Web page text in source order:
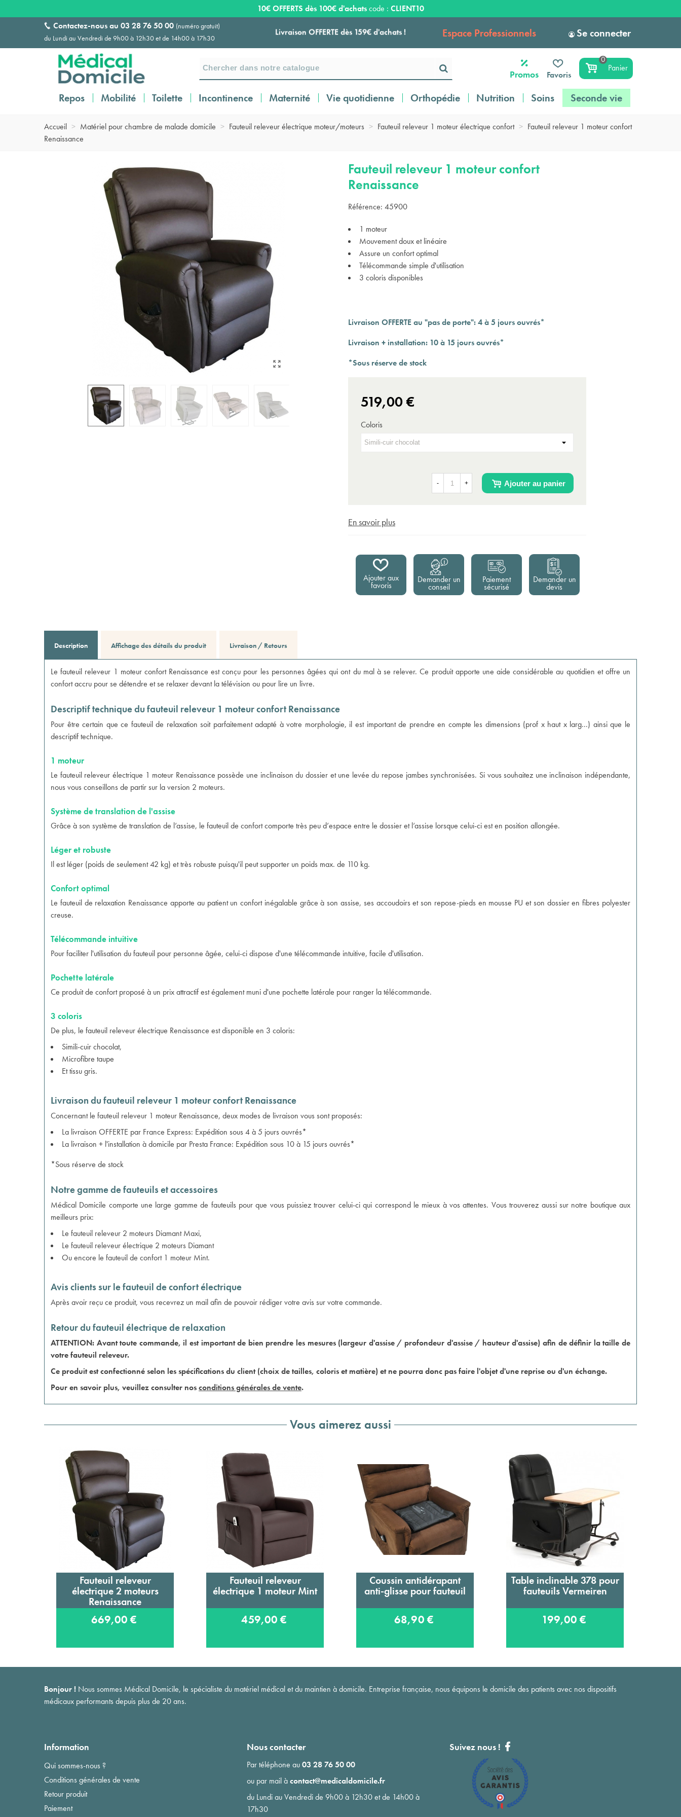
Livraison OFFERTE dès 159€ d'achats !
Payez en 3 ou 4 fois SANS FRAIS à partir de
100€
Payez en 3 ou 4 fois SANS FRAIS à partir de
Expédition sous 24 à 48 heures ouvrées*
10€ OFFERTS dès 100€ d'achatscode : CLIENT10
Contactez-nous au 03 28 76 50 00 (numéro gratuit)
du Lundi au Vendredi de 9h00 à 12h30 et de 14h00 à 17h30
Espace Professionnels Se connecter
Promos Favoris
0
Panier
Repos Mobilité Toilette Incontinence Maternité Vie quotidienne Orthopédie Nutrition Soins Seconde vie
Accueil > Matériel pour chambre de malade domicile > Fauteuil releveur électrique moteur/moteurs > Fauteuil releveur 1 moteur électrique confort > Fauteuil releveur 1 moteur confort
Renaissance
Fauteuil releveur 1 moteur confort
Renaissance
Référence: 45900
1 moteur
Mouvement doux et linéaire
Assure un confort optimal
Télécommande simple d'utilisation
3 coloris disponibles
Livraison OFFERTE au "pas de porte": 4 à 5 jours ouvrés*
Livraison + installation: 10 à 15 jours ouvrés*
*Sous réserve de stock
519,00 €
- + Ajouter au panier
Coloris
En savoir plus
Ajouter aux
favoris
Demander un
conseil
Paiement
sécurisé
Demander un
devis
Description Affichage des détails du produit Livraison / Retours
Le fauteuil releveur 1 moteur confort Renaissance est conçu pour les personnes âgées qui ont du mal à se relever. Ce produit apporte une aide considérable au quotidien et offre un
confort accru pour se détendre et se relaxer devant la télévision ou pour lire un livre.
Descriptif technique du fauteuil releveur 1 moteur confort Renaissance
Pour être certain que ce fauteuil de relaxation soit parfaitement adapté à votre morphologie, il est important de prendre en compte les dimensions (prof x haut x larg...) ainsi que le
descriptif technique.
1 moteur
Le fauteuil releveur électrique 1 moteur Renaissance possède une inclinaison du dossier et une levée du repose jambes synchronisées. Si vous souhaitez une inclinaison indépendante,
nous vous conseillons de partir sur laversion 2 moteurs.
Système de translation de l'assise
Grâce à son système de translation de l’assise, le fauteuil de confort comporte très peu d’espace entre le dossier et l’assise lorsque celui-ci est en position allongée.
Léger et robuste
Il est léger (poids de seulement 42 kg) et très robuste puisqu'il peut supporter un poids max. de 110 kg.
Confort optimal
Le fauteuil de relaxation Renaissance apporte au patient un confort inégalable grâce à son assise, ses accoudoirs et son repose-pieds en mousse PU et son dossier en fibres polyester
creuse.
Télécommande intuitive
Pour faciliter l'utilisation du fauteuil pour personne âgée, celui-ci dispose d'une télécommande intuitive, facile d'utilisation.
Pochette latérale
Ce produit de confort proposé à un prix attractif est également muni d'une pochette latérale pour ranger la télécommande.
3 coloris
De plus, le fauteuil releveur électrique Renaissance est disponible en 3 coloris:
Simili-cuir chocolat,
Microfibre taupe
Et tissu gris.
Livraison du fauteuil releveur 1 moteur confort Renaissance
Concernant le fauteuil releveur 1 moteur Renaissance, deux modes de livraison vous sont proposés:
La livraison OFFERTE par France Express: Expédition sous 4 à 5 jours ouvrés*
La livraison + l'installation à domicile par Presta France: Expédition sous 10 à 15 jours ouvrés*
*Sous réserve de stock
Notre gamme de fauteuils et accessoires
Médical Domicile comporte une large gamme de fauteuils pour que vous puissiez trouver celui-ci qui correspond le mieux à vos attentes. Vous trouverez aussi sur notre boutique aux
meilleurs prix:
Le fauteuil releveur 2 moteurs Diamant Maxi,
Le fauteuil releveur électrique 2 moteurs Diamant
Ou encore le fauteuil de confort 1 moteur Mint.
Avis clients sur le fauteuil de confort électrique
Après avoir reçu ce produit, vous recevrez un mail afin de pouvoir rédiger votre avis sur votre commande.
Retour du fauteuil électrique de relaxation
ATTENTION: Avant toute commande, il est important de bien prendre les mesures (largeur d'assise / profondeur d'assise / hauteur d'assise) afin de définir la taille de
votre fauteuil releveur.
Ce produit est confectionné selon les spécifications du client (choix de tailles, coloris et matière) et ne pourra donc pas faire l'objet d'une reprise ou d'un échange.
Pour en savoir plus, veuillez consulter nosconditions générales de vente.
Vous aimerez aussi
Ajouter au panier
Fauteuil releveur
électrique 2 moteurs
Renaissance
669,00 €
Ajouter au panier
Fauteuil releveur
électrique 1 moteur Mint
459,00 €
Ajouter au panier
Coussin antidérapant
anti-glisse pour fauteuil
68,90 €
Ajouter au panier
Table inclinable 378 pour
fauteuils Vermeiren
199,00 €
Bonjour ! Nous sommes Médical Domicile, le spécialiste du matériel médical et du maintien à domicile. Entreprise française, nous équipons le domicile des patients avec nos dispositifs
médicaux performants depuis plus de 20 ans.
Information
Qui sommes-nous ?
Conditions générales de vente
Retour produit
Paiement
Nous contacter
Par téléphone au03 28 76 50 00
ou par mail àcontact@medicaldomicile.fr
du Lundi au Vendredi de 9h00 à 12h30 et de 14h00 à
17h30
Suivez nous !